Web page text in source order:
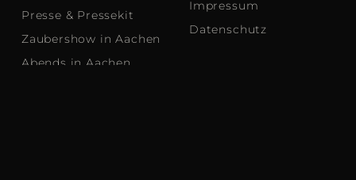
Presse & Pressekit
Zaubershow in Aachen
Abends in Aachen
Impressum
Datenschutz